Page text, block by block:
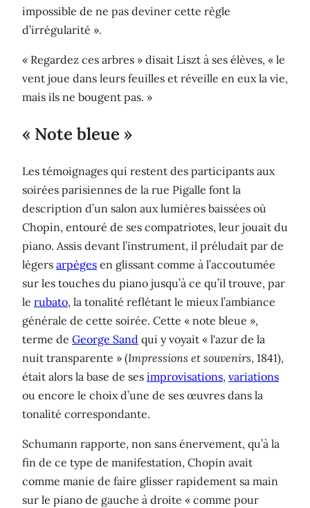
impossible de ne pas deviner cette règle
d’irrégularité ».
« Regardez ces arbres » disait Liszt à ses élèves, « le
vent joue dans leurs feuilles et réveille en eux la vie,
mais ils ne bougent pas. »
« Note bleue »
Les témoignages qui restent des participants aux
soirées parisiennes de la rue Pigalle font la
description d’un salon aux lumières baissées où
Chopin, entouré de ses compatriotes, leur jouait du
piano. Assis devant l’instrument, il préludait par de
légers arpèges en glissant comme à l’accoutumée
sur les touches du piano jusqu’à ce qu’il trouve, par
le rubato, la tonalité reflétant le mieux l’ambiance
générale de cette soirée. Cette « note bleue »,
terme de George Sand qui y voyait « l'azur de la
nuit transparente » (Impressions et souvenirs, 1841),
était alors la base de ses improvisations, variations
ou encore le choix d’une de ses œuvres dans la
tonalité correspondante.
Schumann rapporte, non sans énervement, qu’à la
fin de ce type de manifestation, Chopin avait
comme manie de faire glisser rapidement sa main
sur le piano de gauche à droite « comme pour